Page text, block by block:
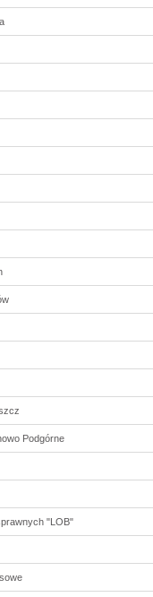
Podgórne
"LOB"